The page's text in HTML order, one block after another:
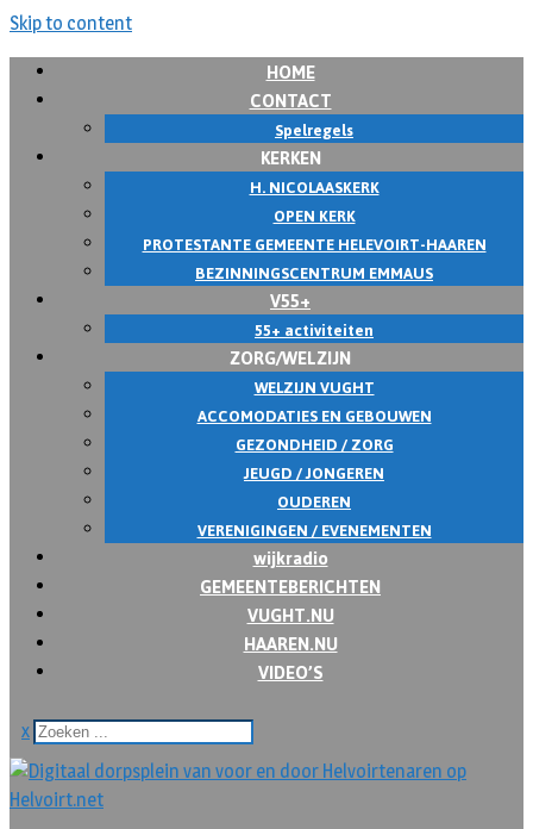
Skip to content
HOME
CONTACT
Spelregels
KERKEN
H. NICOLAASKERK
OPEN KERK
PROTESTANTE GEMEENTE HELEVOIRT-HAAREN
BEZINNINGSCENTRUM EMMAUS
V55+
55+ activiteiten
ZORG/WELZIJN
WELZIJN VUGHT
ACCOMODATIES EN GEBOUWEN
GEZONDHEID / ZORG
JEUGD / JONGEREN
OUDEREN
VERENIGINGEN / EVENEMENTEN
wijkradio
GEMEENTEBERICHTEN
VUGHT.NU
HAAREN.NU
VIDEO’S
x